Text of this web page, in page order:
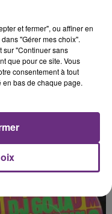
du monde.
vous êtes tous
et fermer", ou affiner en
"Gérer mes choix".
sur "Continuer sans
que pour ce site. Vous
consentement à tout
bas de chaque page.